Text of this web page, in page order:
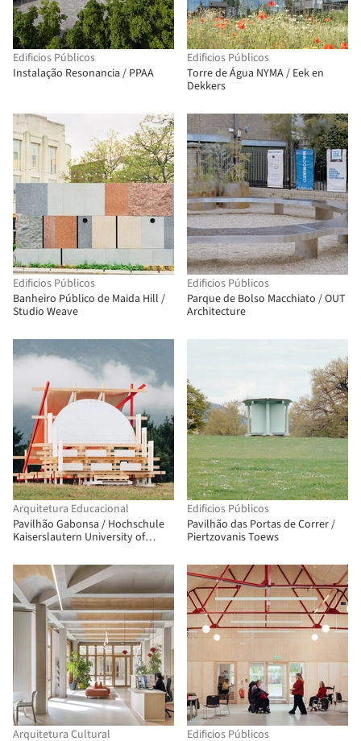
Edificios Públicos
Instalação Resonancia / PPAA
Edificios Públicos
Torre de Água NYMA / Eek en
Dekkers
Edificios Públicos
Banheiro Público de Maida Hill /
Studio Weave
Edificios Públicos
Parque de Bolso Macchiato / OUT
Architecture
Arquitetura Educacional
Pavilhão Gabonsa / Hochschule
Kaiserslautern University of
Edificios Públicos
Pavilhão das Portas de Correr /
Piertzovanis Toews
Arquitetura Cultural
Edificios Públicos